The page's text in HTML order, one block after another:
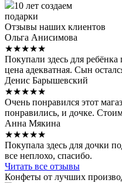
10 лет создаем
подарки
Отзывы наших клиентов
Ольга Анисимова
★★★★★
Покупали здесь для
цена адекватная. Сын
Денис Барышевский
★★★★★
Очень понравился этот
понравились, и дочке.
Анна Мякина
★★★★★
Покупала здесь для дочки
все неплохо, спасибо.
Читать все отзывы
Конфеты от лучших